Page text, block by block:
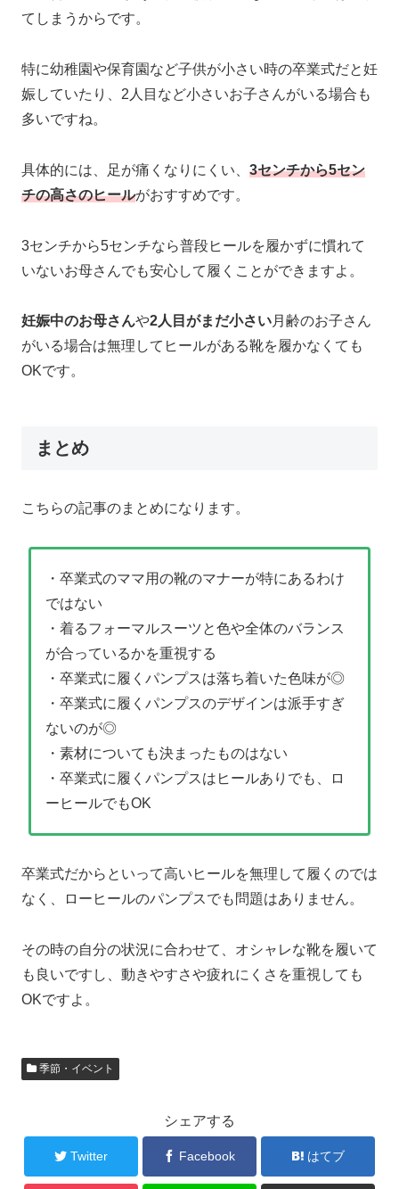
てしまうからです。
特に幼稚園や保育園など子供が小さい時の卒業式だと妊
娠していたり、2人目など小さいお子さんがいる場合も
多いですね。
具体的には、足が痛くなりにくい、 3センチから5セン
チの高さのヒールがおすすめです。
3センチから5センチなら普段ヒールを履かずに慣れて
いないお母さんでも安心して履くことができますよ。
妊娠中のお母さんや2人目がまだ小さい月齢のお子さん
がいる場合は無理してヒールがある靴を履かなくても
OKです。
まとめ
こちらの記事のまとめになります。
・卒業式のママ用の靴のマナーが特にあるわけ
ではない
・着るフォーマルスーツと色や全体のバランス
が合っているかを重視する
・卒業式に履くパンプスは落ち着いた色味が◎
・卒業式に履くパンプスのデザインは派手すぎ
ないのが◎
・素材についても決まったものはない
・卒業式に履くパンプスはヒールありでも、ロ
ーヒールでもOK
卒業式だからといって高いヒールを無理して履くのでは
なく、ローヒールのパンプスでも問題はありません。
その時の自分の状況に合わせて、オシャレな靴を履いて
も良いですし、動きやすさや疲れにくさを重視しても
OKですよ。
季節・イベント
シェアする
Twitter Facebook はてブ